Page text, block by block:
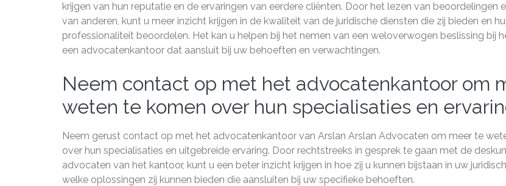
krijgen van hun reputatie en de ervaringen van eerdere cliënten. Door het lezen van beoordelingen
van anderen, kunt u meer inzicht krijgen in de kwaliteit van de juridische diensten die zij bieden en
professionaliteit beoordelen. Het kan u helpen bij het nemen van een weloverwogen beslissing bij
een advocatenkantoor dat aansluit bij uw behoeften en verwachtingen.
Neem contact op met het advocatenkantoor om
weten te komen over hun specialisaties en
Neem gerust contact op met het advocatenkantoor van Arslan Arslan Advocaten om meer te
over hun specialisaties en uitgebreide ervaring. Door rechtstreeks in gesprek te gaan met de
advocaten van het kantoor, kunt u een beter inzicht krijgen in hoe zij u kunnen bijstaan in uw
welke oplossingen zij kunnen bieden die aansluiten bij uw specifieke behoeften.